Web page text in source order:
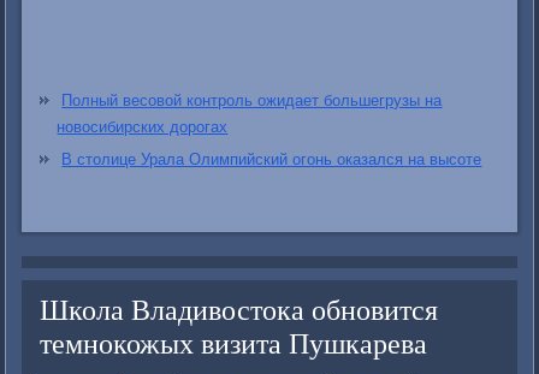
Полный весовой контроль ожидает большегрузы на
новосибирских дорогах
В столице Урала Олимпийский огонь оказался на высоте
Школа Владивостока обновится
темнокожых визита Пушкарева